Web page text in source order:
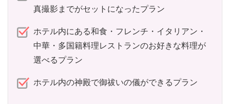
真撮影までがセットになったプラン
ホテル内にある和食・フレンチ・イタリアン・
中華・多国籍料理レストランのお好きな料理が
選べるプラン
ホテル内の神殿で御祓いの儀ができるプラン